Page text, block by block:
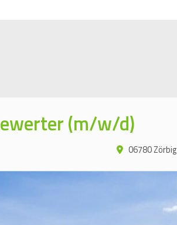
(m/w/d)
06780 Zörbig